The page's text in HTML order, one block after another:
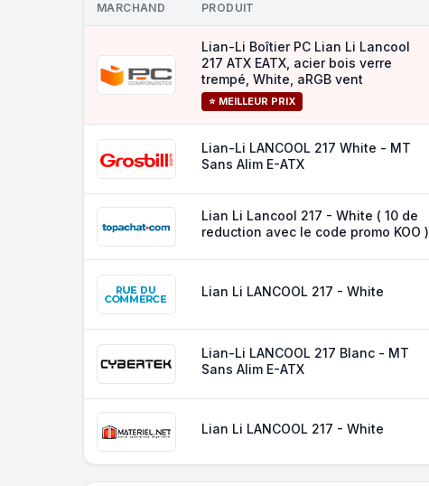
MARCHAND PRODUIT
Lian-Li Boîtier PC Lian Li Lancool
217 ATX EATX, acier bois verre
trempé, White, aRGB vent
⭐ MEILLEUR PRIX
Lian-Li LANCOOL 217 White - MT
Sans Alim E-ATX
Lian Li Lancool 217 - White ( 10 de
reduction avec le code promo KOO )
Lian Li LANCOOL 217 - White
Lian-Li LANCOOL 217 Blanc - MT
Sans Alim E-ATX
Lian Li LANCOOL 217 - White